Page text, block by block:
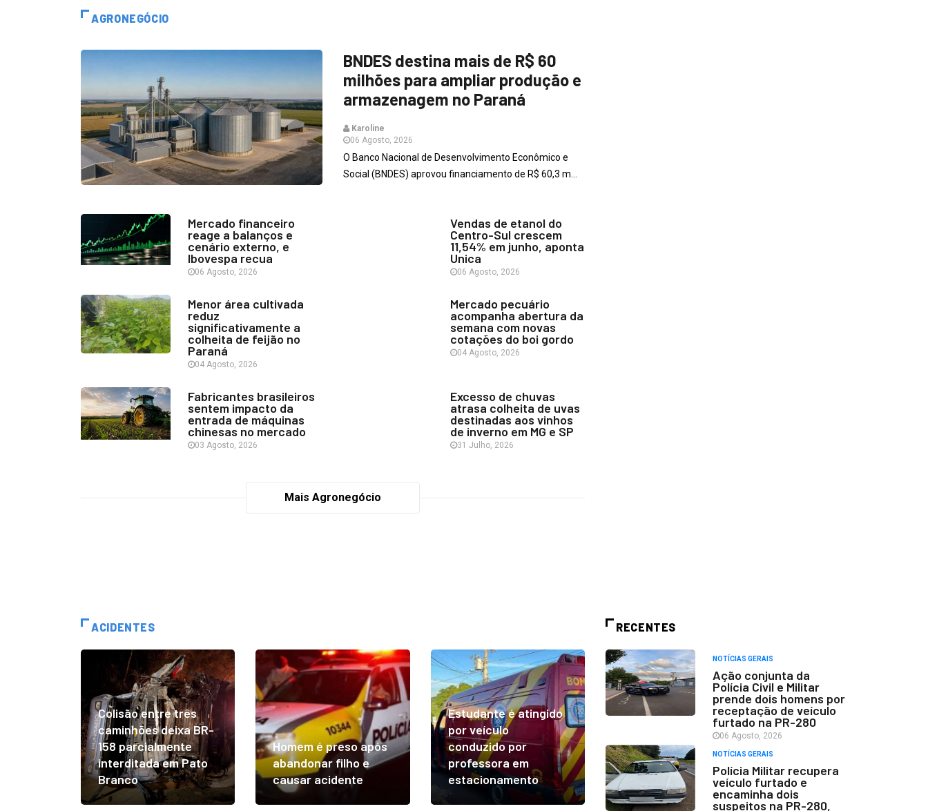
AGRONEGÓCIO
BNDES destina mais de R$ 60
milhões para ampliar produção e
armazenagem no Paraná
Karoline
06 Agosto, 2026
O Banco Nacional de Desenvolvimento Econômico e
Social (BNDES) aprovou financiamento de R$ 60,3 m...
Mercado financeiro
reage a balanços e
cenário externo, e
Ibovespa recua
06 Agosto, 2026
Vendas de etanol do
Centro-Sul crescem
11,54% em junho, aponta
Unica
06 Agosto, 2026
Menor área cultivada
reduz
significativamente a
colheita de feijão no
Paraná
04 Agosto, 2026
Mercado pecuário
acompanha abertura da
semana com novas
cotações do boi gordo
04 Agosto, 2026
Fabricantes brasileiros
sentem impacto da
entrada de máquinas
chinesas no mercado
03 Agosto, 2026
Excesso de chuvas
atrasa colheita de uvas
destinadas aos vinhos
de inverno em MG e SP
31 Julho, 2026
Mais Agronegócio
ACIDENTES
Colisão entre três
caminhões deixa BR-
158 parcialmente
interditada em Pato
Branco
Homem é preso após
abandonar filho e
causar acidente
Estudante é atingido
por veículo
conduzido por
professora em
estacionamento
RECENTES
NOTÍCIAS GERAIS
Ação conjunta da
Polícia Civil e Militar
prende dois homens por
receptação de veículo
furtado na PR-280
06 Agosto, 2026
NOTÍCIAS GERAIS
Polícia Militar recupera
veículo furtado e
encaminha dois
suspeitos na PR-280,